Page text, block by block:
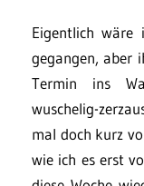
Eigentlich wäre
gegangen, aber
Termin ins
wuschelig-
mal doch kurz
wie ich es erst